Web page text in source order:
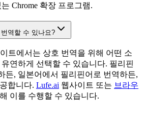
Chrome 확장 프로그램.
역할 수 있나요?
트에서는 상호 번역을 위해 어떤 소
연하게 선택할 수 있습니다. 필리핀
든, 일본어에서 필리핀어로 번역하든,
합니다. Lufe.ai 웹사이트 또는 브라우
이를 수행할 수 있습니다.